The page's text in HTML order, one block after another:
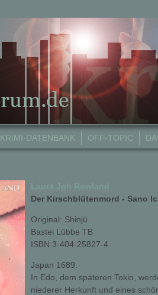
KRIMI-DATENBANK OFF-TOPIC
Der Kirschblütenmord - Sano
Original: Shinjü
Bastei Lübbe TB
ISBN 3-404-25827-4
Japan 1689.
In Edo, dem späteren Tokio,
niederer Herkunft und eines